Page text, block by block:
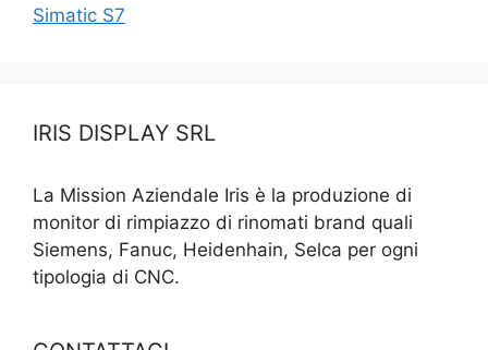
Simatic S7
IRIS DISPLAY SRL
La Mission Aziendale Iris è la produzione di
monitor di rimpiazzo di rinomati brand quali
Siemens, Fanuc, Heidenhain, Selca per ogni
tipologia di CNC.